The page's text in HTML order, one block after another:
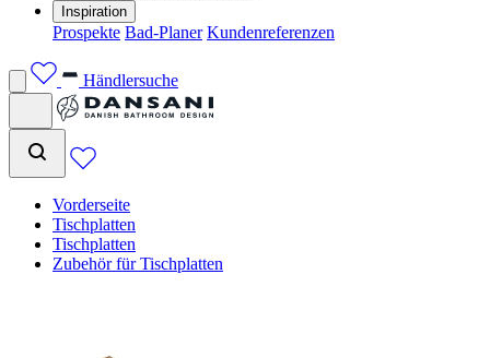
Inspiration
Prospekte Bad-Planer Kundenreferenzen
Händlersuche
Vorderseite
Tischplatten
Tischplatten
Zubehör für Tischplatten